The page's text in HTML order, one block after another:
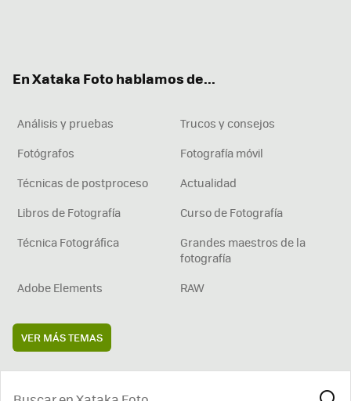
En Xataka Foto hablamos de...
Análisis y pruebas
Trucos y consejos
Fotógrafos
Fotografía móvil
Técnicas de postproceso
Actualidad
Libros de Fotografía
Curso de Fotografía
Técnica Fotográfica
Grandes maestros de la
fotografía
Adobe Elements
RAW
VER MÁS TEMAS